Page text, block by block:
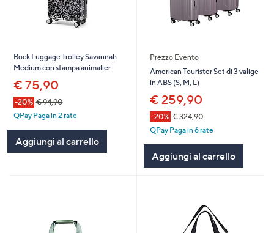
Rock Luggage Trolley Savannah
Medium con stampa animalier
€ 75,90
-20% € 94,90
QPay Paga in 2 rate
Aggiungi al carrello
Prezzo Evento
American Tourister Set di 3 valige
in ABS (S, M, L)
€ 259,90
-20% € 324,90
QPay Paga in 6 rate
Aggiungi al carrello